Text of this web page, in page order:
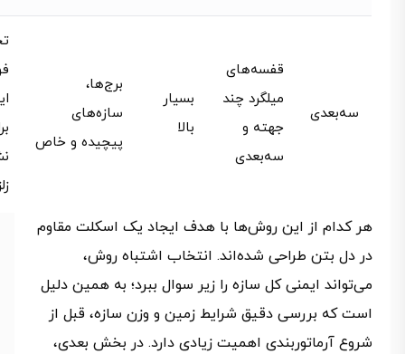
سه‌بعدی
قفسه‌های
میلگرد چند
جهته و
سه‌بعدی
بسیار
بالا
برج‌ها،
سازه‌های
پیچیده و خاص
هر کدام از این روش‌ها با هدف ایجاد یک اسکلت مقاوم
در دل بتن طراحی شده‌اند. انتخاب اشتباه روش،
می‌تواند ایمنی کل سازه را زیر سوال ببرد؛ به همین دلیل
است که بررسی دقیق شرایط زمین و وزن سازه، قبل از
شروع آرماتوربندی اهمیت زیادی دارد. در بخش بعدی،